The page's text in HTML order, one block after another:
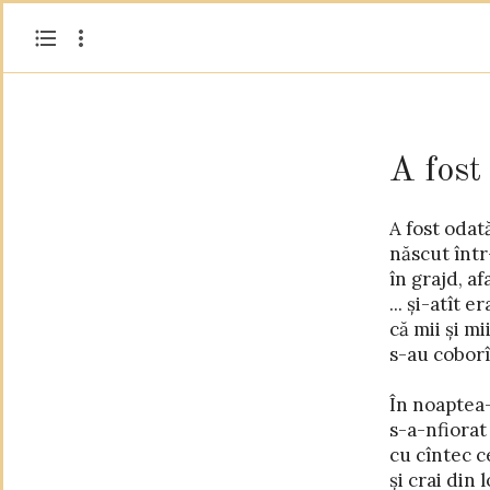
A fost
A fost
născut
în grajd,
... și-atît
că mii și
s-au
În
s-a-
cu cîntec
și crai din
ei ascultau
cîntări cum
povești cum
de zări cu
... Dar într-o
L-
L-au
și L-
cu spinii